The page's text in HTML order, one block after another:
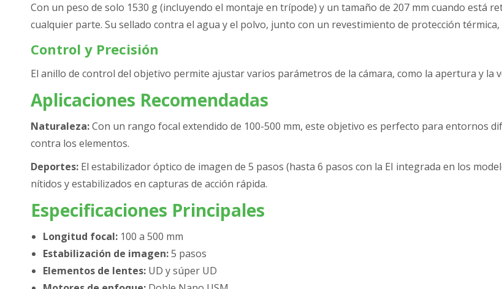
Con un peso de solo 1530 g (incluyendo el montaje en trípode) y un tamaño de 207 mm cuando está
cualquier parte. Su sellado contra el agua y el polvo, junto con un revestimiento de protección
Control y Precisión
El anillo de control del objetivo permite ajustar varios parámetros de la cámara, como la apertura y la
Aplicaciones Recomendadas
Naturaleza:Con un rango focal extendido de 100-500 mm, este objetivo es perfecto para entornos
contra los elementos.
Deportes: El estabilizador óptico de imagen de 5 pasos (hasta 6 pasos con la EI integrada en los
nítidos y estabilizados en capturas de acción rápida.
Especificaciones Principales
Longitud focal: 100 a 500 mm
Estabilización de imagen:5 pasos
Elementos de lentes: UD y súper UD